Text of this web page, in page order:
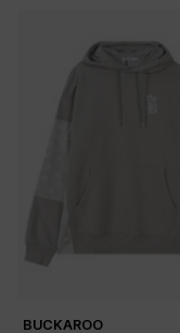
BUCKAROO